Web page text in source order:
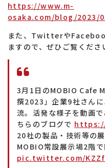
https://www.m-
osaka.com/blog/2023/
また、Twitterや
ますので、ぜひご覧くださ
3月1日のMOBIO Cafe
撰2023」企業9社さん
流。活発な様子を動画
ちらのブログで
20社の製品・技術等の
MOBIO常設展示場2階で
pic.twitter.com/